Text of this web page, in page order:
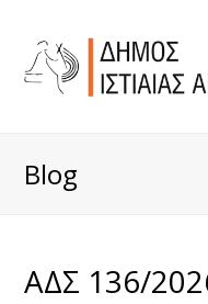
Blog
ΑΔΣ 136/